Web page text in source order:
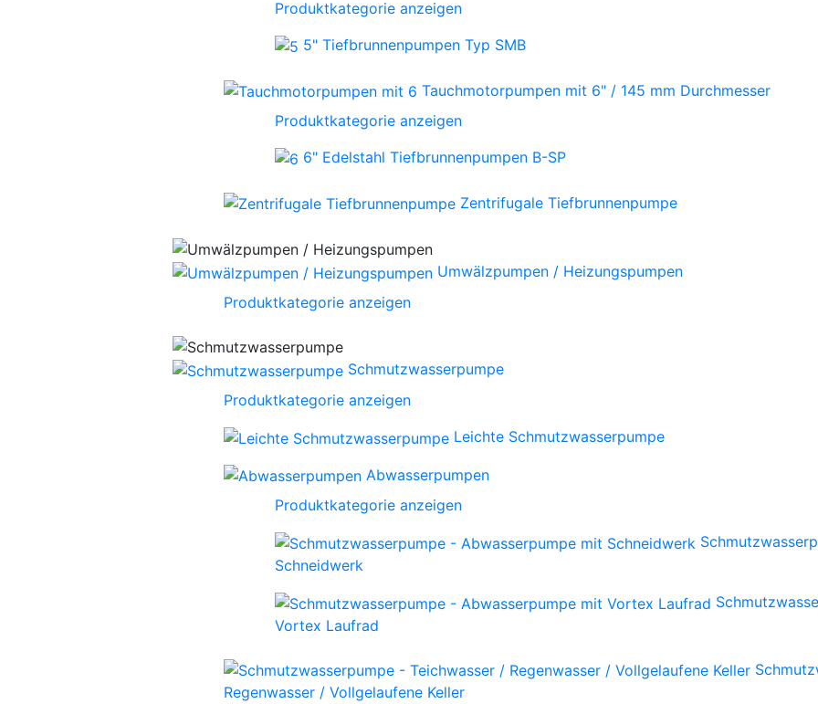
Produktkategorie anzeigen
5" Tiefbrunnenpumpen Typ SMB
Tauchmotorpumpen mit 6" / 145 mm Durchmesser
Produktkategorie anzeigen
6" Edelstahl Tiefbrunnenpumpen B-SP
Zentrifugale Tiefbrunnenpumpe
Umwälzpumpen / Heizungspumpen
Produktkategorie anzeigen
Schmutzwasserpumpe
Produktkategorie anzeigen
Leichte Schmutzwasserpumpe
Abwasserpumpen
Produktkategorie anzeigen
Schneidwerk
Vortex Laufrad
Regenwasser / Vollgelaufene Keller